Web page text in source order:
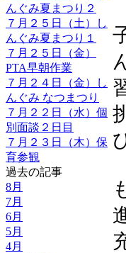
んぐみ夏まつり２
７月２５日（土）し
んぐみ夏まつり１
７月２５日（金）
PTA早朝作業
７月２４日（金）し
んぐみ なつまつり
７月２２日（水）個
別面談２日目
７月２３日（木）保
育参観
過去の記事
8月
7月
6月
5月
4月